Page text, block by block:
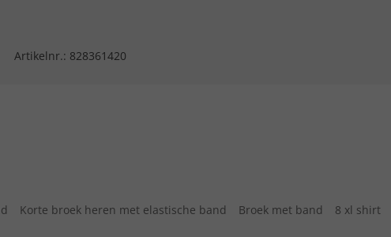
Artikelnr.: 828361420
Korte broek heren met elastische band Broek met band 8 xl shirt